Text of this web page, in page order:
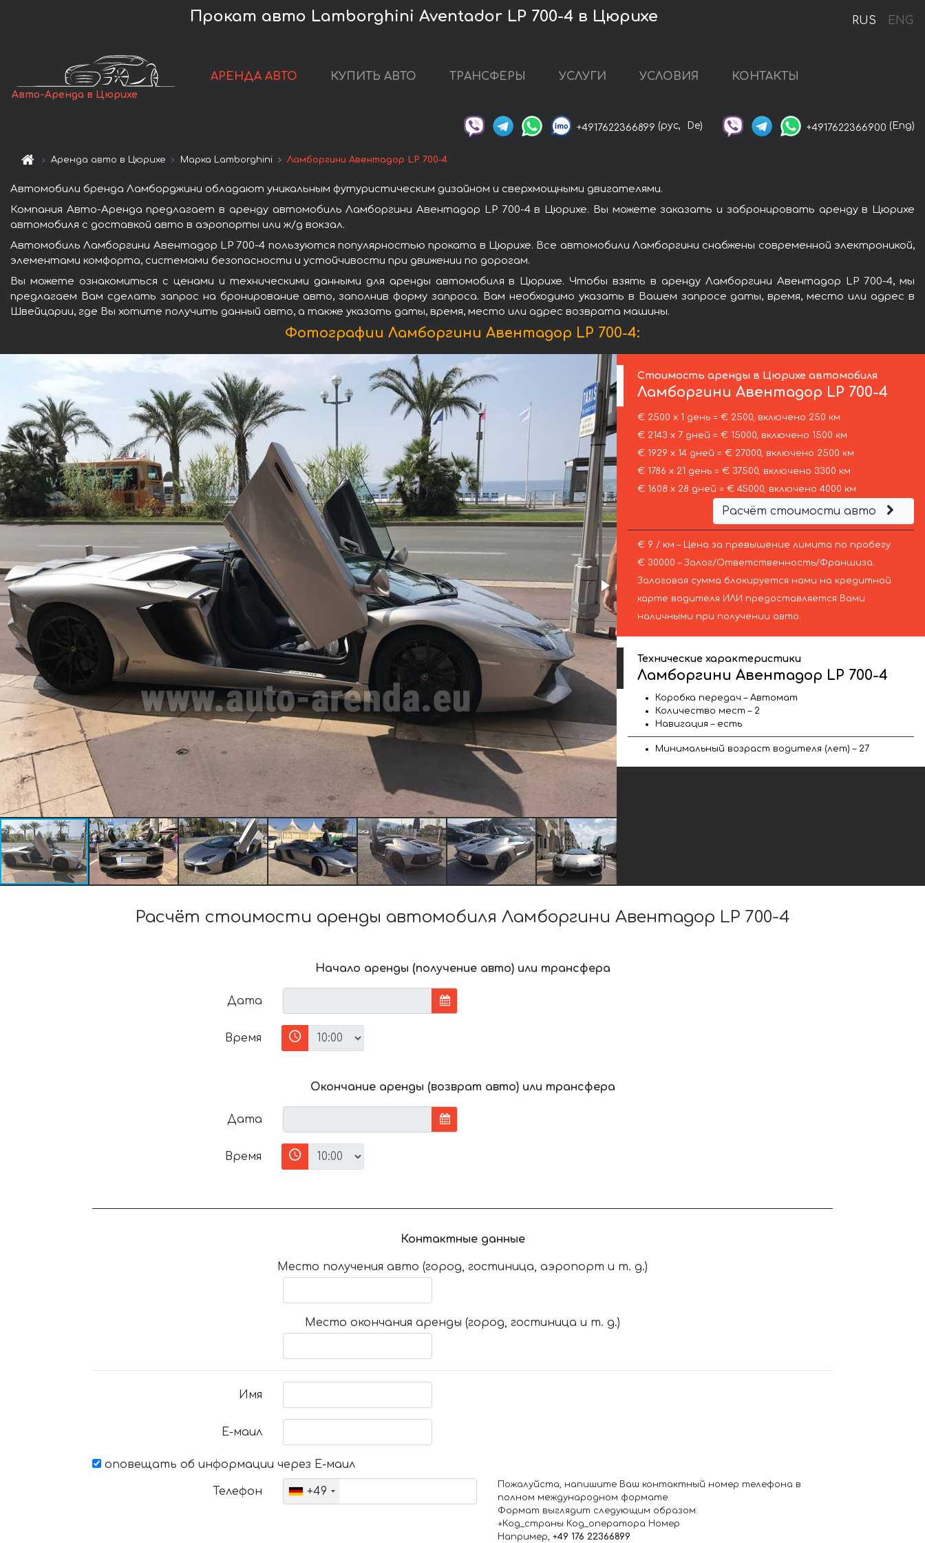
RUS ENG
Прокат авто Lamborghini Aventador LP 700-4 в Цюрихе
Авто-Аренда в Цюрихе
АРЕНДА АВТО КУПИТЬ АВТО ТРАНСФЕРЫ УСЛУГИ УСЛОВИЯ КОНТАКТЫ
+4917622366899 (рус, De) +4917622366900 (Eng)
Аренда авто в Цюрихе Марка Lamborghini Ламборгини Авентадор LP 700-4
Автомобили бренда Ламборджини обладают уникальным футуристическим дизайном и сверхмощными двигателями.
Компания Авто-Аренда предлагает в аренду автомобиль Ламборгини Авентадор LP 700-4 в Цюрихе. Вы можете заказать и забронировать аренду в Цюрихе
автомобиля с доставкой авто в аэропорты или ж/д вокзал.
Автомобиль Ламборгини Авентадор LP 700-4 пользуются популярностью проката в Цюрихе. Все автомобили Ламборгини снабжены современной электроникой,
элементами комфорта, системами безопасности и устойчивости при движении по дорогам.
Вы можете ознакомиться с ценами и техническими данными для аренды автомобиля в Цюрихе. Чтобы взять в аренду Ламборгини Авентадор LP 700-4, мы
предлагаем Вам сделать запрос на бронирование авто, заполнив форму запроса. Вам необходимо указать в Вашем запросе даты, время, место или адрес в
Швейцарии, где Вы хотите получить данный авто, а также указать даты, время, место или адрес возврата машины.
Фотографии Ламборгини Авентадор LP 700-4:
Стоимость аренды в Цюрихе автомобиля
Ламборгини Авентадор LP 700-4
€ 2500 х 1 день = € 2500, включено 250 км
€ 2143 х 7 дней = € 15000, включено 1500 км
€ 1929 х 14 дней = € 27000, включено 2500 км
€ 1786 х 21 день = € 37500, включено 3300 км
€ 1608 х 28 дней = € 45000, включено 4000 км
Расчёт стоимости авто
€ 9 / км – Цена за превышение лимита по пробегу
€ 30000 – Залог/Ответственность/Франшиза.
Залоговая сумма блокируется нами на кредитной
карте водителя ИЛИ предоставляется Вами
наличными при получении авто.
Технические характеристики
Ламборгини Авентадор LP 700-4
Коробка передач – Автомат
Количество мест – 2
Навигация – есть
Минимальный возраст водителя (лет) – 27
Расчёт стоимости аренды автомобиля Ламборгини Авентадор LP 700-4
Начало аренды (получение авто) или трансфера
Дата
Время
Окончание аренды (возврат авто) или трансфера
Дата
Время
Контактные данные
Место получения авто (город, гостиница, аэропорт и т. д.)
Место окончания аренды (город, гостиница и т. д.)
Имя
Е-маил
оповещать об информации через Е-маил
Телефон +49
Пожалуйста, напишите Ваш контактный номер телефона в
полном международном формате.
Формат выглядит следующим образом:
+Код_страны Код_оператора Номер
Например, +49 176 22366899